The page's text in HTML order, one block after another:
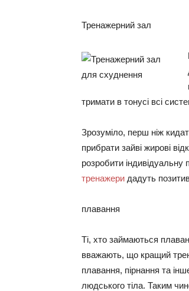
Тренажерний зал
тримати в тонусі всі
Зрозуміло, перш ніж
прибрати зайві жирові
розробити індивідуальну
тренажери дадуть
плавання
Ті, хто займаються
вважають, що кращий
плавання, пірнання та
людського тіла. Таким